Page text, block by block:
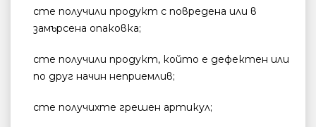
сте получили продукт с повредена или в
замърсена опаковка;
сте получили продукт, който е дефектен или
по друг начин неприемлив;
сте получихте грешен артикул;